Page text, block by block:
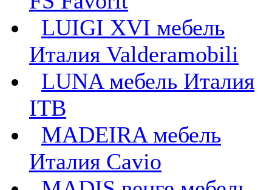
LUIGI XVI мебель
Италия Valderamobili
LUNA мебель Италия
ITB
MADEIRA мебель
Италия Cavio